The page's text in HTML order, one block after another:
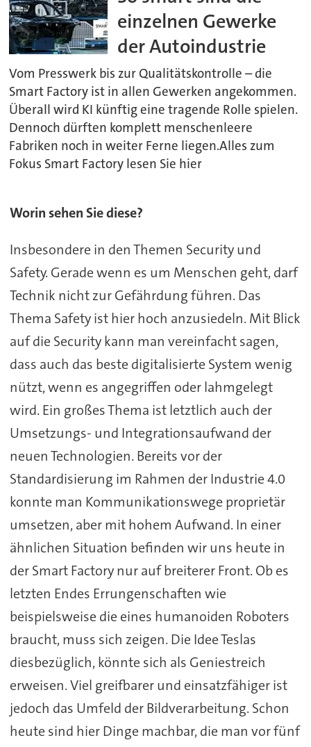
einzelnen Gewerke
der Autoindustrie
Vom Presswerk bis zur Qualitätskontrolle – die
Smart Factory ist in allen Gewerken angekommen.
Überall wird KI künftig eine tragende Rolle spielen.
Dennoch dürften komplett menschenleere
Fabriken noch in weiter Ferne liegen.Alles zum
Fokus Smart Factory lesen Sie hier
Worin sehen Sie diese?
Insbesondere in den Themen Security und
Safety. Gerade wenn es um Menschen geht, darf
Technik nicht zur Gefährdung führen. Das
Thema Safety ist hier hoch anzusiedeln. Mit Blick
auf die Security kann man vereinfacht sagen,
dass auch das beste digitalisierte System wenig
nützt, wenn es angegriffen oder lahmgelegt
wird. Ein großes Thema ist letztlich auch der
Umsetzungs- und Integrationsaufwand der
neuen Technologien. Bereits vor der
Standardisierung im Rahmen der Industrie 4.0
konnte man Kommunikationswege proprietär
umsetzen, aber mit hohem Aufwand. In einer
ähnlichen Situation befinden wir uns heute in
der Smart Factory nur auf breiterer Front. Ob es
letzten Endes Errungenschaften wie
beispielsweise die eines humanoiden Roboters
braucht, muss sich zeigen. Die Idee Teslas
diesbezüglich, könnte sich als Geniestreich
erweisen. Viel greifbarer und einsatzfähiger ist
jedoch das Umfeld der Bildverarbeitung. Schon
heute sind hier Dinge machbar, die man vor fünf